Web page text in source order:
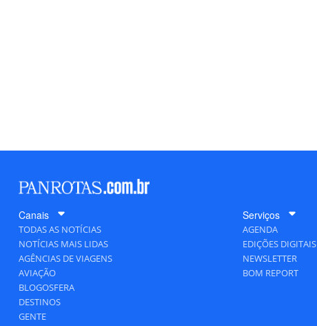
Canais
TODAS AS NOTÍCIAS
NOTÍCIAS MAIS LIDAS
AGÊNCIAS DE VIAGENS
AVIAÇÃO
BLOGOSFERA
DESTINOS
GENTE
Serviços
AGENDA
EDIÇÕES DIGITAIS
NEWSLETTER
BOM REPORT